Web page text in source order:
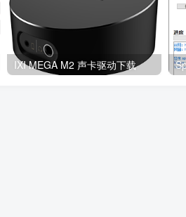
IXI MEGA M2 声卡驱动下载